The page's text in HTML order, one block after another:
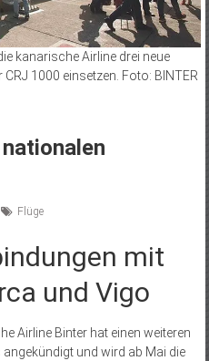
kanarische Airline drei neue
1000 einsetzen. Foto: BINTER
Flüge
mit
und Vigo
Airline Binter hat einen weiteren
und wird ab Mai die